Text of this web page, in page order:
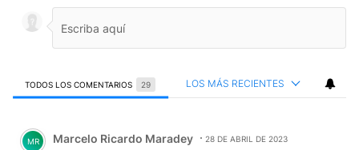
TODOS LOS COMENTARIOS 29 LOS MÁS RECIENTES
Comentario de Marcelo Ricardo Maradey.
MR Marcelo Ricardo Maradey 28 DE ABRIL DE 2023